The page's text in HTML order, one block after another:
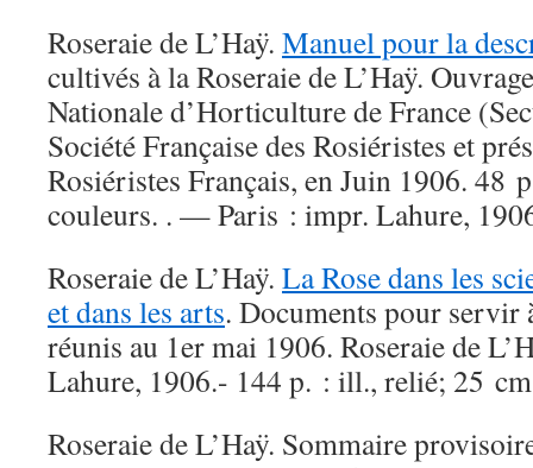
Roseraie de L’Haÿ. Manuel pour la
cultivés à la Roseraie de L’Haÿ.
Nationale d’Horticulture de France
Société Française des Rosiéristes et
Rosiéristes Français, en Juin 1906. 48
couleurs. . — Paris : impr. Lahure,
Roseraie de L’Haÿ. La Rose dans les
et dans les arts. Documents pour servir
réunis au 1er mai 1906. Roseraie de
Lahure, 1906.- 144 p. : ill., relié; 25
Roseraie de L’Haÿ. Sommaire